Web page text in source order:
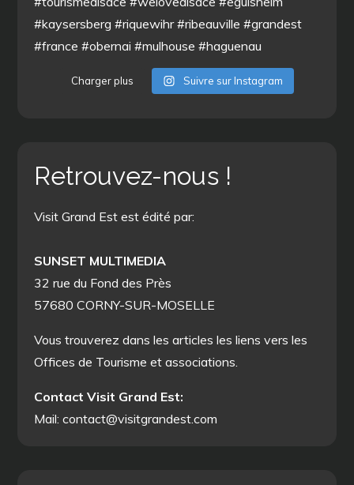
Charger plus Suivre sur Instagram
Retrouvez-nous !
Visit Grand Est est édité par:
SUNSET MULTIMEDIA
32 rue du Fond des Près
57680 CORNY-SUR-MOSELLE
Vous trouverez dans les articles les liens vers les
Offices de Tourisme et associations.
Contact Visit Grand Est:
Mail: contact@visitgrandest.com